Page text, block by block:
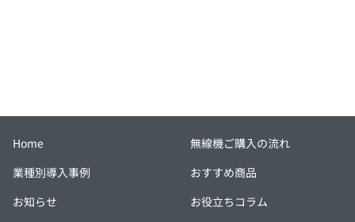
Home
無線機ご購入の流れ
業種別導入事例
おすすめ商品
お知らせ
お役立ちコラム